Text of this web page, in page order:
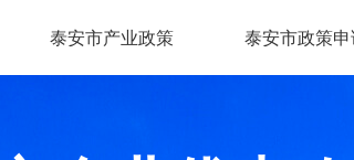
泰安市产业政策 泰安市政策